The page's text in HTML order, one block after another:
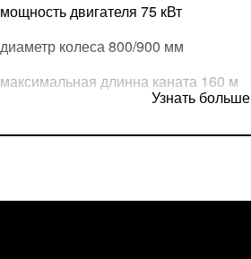
мощность двигателя 75 кВт
диаметр колеса 800/900 мм
максимальная длинна каната 160 м
Узнать больше